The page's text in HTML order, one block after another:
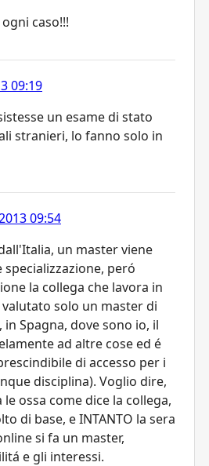
caso!!!
09:19
un esame di stato
stranieri, lo fanno solo in
09:54
un master viene
peró
la collega che lavora in
valutato solo un master di
Spagna, dove sono io, il
ad altre cose ed é
di accesso per i
disciplina). Voglio dire,
ossa come dice la collega,
di base, e INTANTO la sera
si fa un master,
e gli interessi.